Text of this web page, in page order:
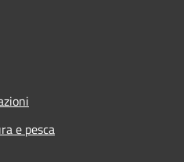
e pesca